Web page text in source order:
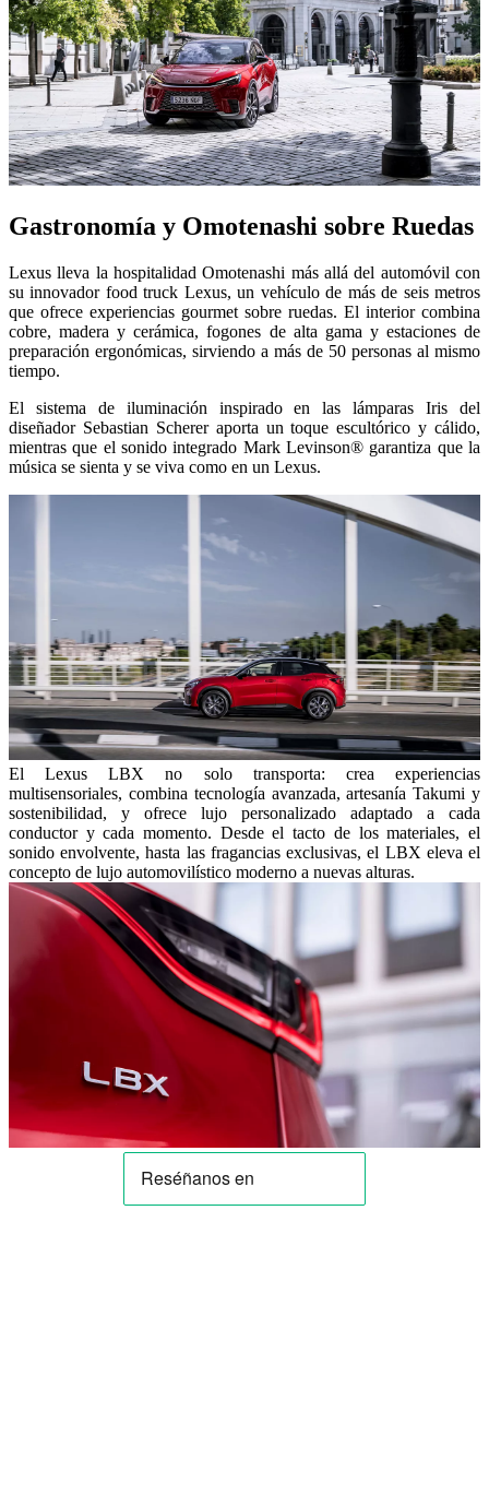
Gastronomía y Omotenashi sobre Ruedas
Lexus lleva la hospitalidad Omotenashi más allá del automóvil con
su innovador food truck Lexus, un vehículo de más de seis metros
que ofrece experiencias gourmet sobre ruedas. El interior combina
cobre, madera y cerámica, fogones de alta gama y estaciones de
preparación ergonómicas, sirviendo a más de 50 personas al mismo
tiempo.
El sistema de iluminación inspirado en las lámparas Iris del
diseñador Sebastian Scherer aporta un toque escultórico y cálido,
mientras que el sonido integrado Mark Levinson® garantiza que la
música se sienta y se viva como en un Lexus.
El Lexus LBX no solo transporta: crea experiencias
multisensoriales, combina tecnología avanzada, artesanía Takumi y
sostenibilidad, y ofrece lujo personalizado adaptado a cada
conductor y cada momento. Desde el tacto de los materiales, el
sonido envolvente, hasta las fragancias exclusivas, el LBX eleva el
concepto de lujo automovilístico moderno a nuevas alturas.